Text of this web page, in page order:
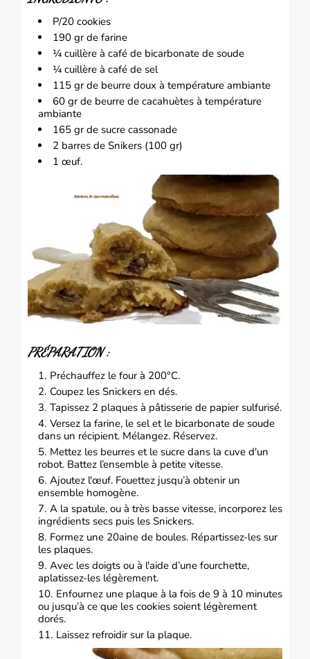
P/20 cookies
190 gr de farine
¼ cuillère à café de bicarbonate de soude
¼ cuillère à café de sel
115 gr de beurre doux à température ambiante
60 gr de beurre de cacahuètes à température
ambiante
165 gr de sucre cassonade
2 barres de Snikers (100 gr)
1 œuf.
PRÉPARATION:
Préchauffez le four à 200°C.
Coupez les Snickers en dés.
Tapissez 2 plaques à pâtisserie de papier sulfurisé.
Versez la farine, le sel et le bicarbonate de soude
dans un récipient. Mélangez. Réservez.
Mettez les beurres et le sucre dans la cuve d'un
robot. Battez l’ensemble à petite vitesse.
Ajoutez l'œuf. Fouettez jusqu’à obtenir un
ensemble homogène.
A la spatule, ou à très basse vitesse, incorporez les
ingrédients secs puis les Snickers.
Formez une 20aine de boules. Répartissez-les sur
les plaques.
Avec les doigts ou à l'aide d’une fourchette,
aplatissez-les légèrement.
Enfournez une plaque à la fois de 9 à 10 minutes
ou jusqu’à ce que les cookies soient légèrement
dorés.
Laissez refroidir sur la plaque.